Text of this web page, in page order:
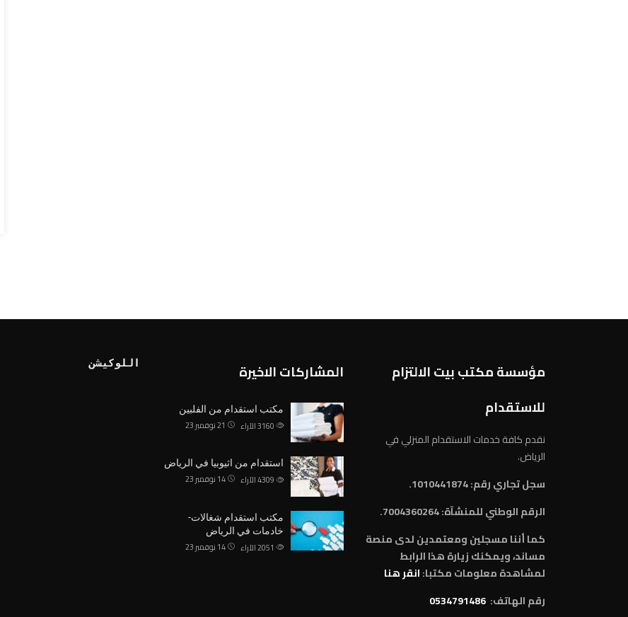
مؤسسة مكتب بيت الالتزام
للاستقدام
نقدم كافة خدمات الاستقدام المنزلي في
الرياض.
سجل تجاري رقم: 1010441874.
الرقم الوطني للمنشآة:7004360264.
كما أننا مسجلين ومعتمدين لدى منصة
مساند، ويمكنك زيارة هذا الرابط
لمشاهدة معلومات مكتبا:انقر هنا
رقم الهاتف: 0534791486
المشاركات الاخيرة
مكتب استقدام من الفلبين
21 نوفمبر 23 الآراء
استقدام من اثيوبيا في الرياض
14 نوفمبر 23 الآراء
مكتب استقدام شغالات-
خادمات في الرياض
14 نوفمبر 23 الآراء
اللوكيشن